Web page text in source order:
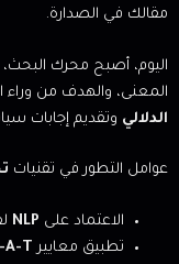
مقالك في الصدارة.
اليوم، أصبح محرك
المعنى، والهدف من وراء
الدلالي وتقديم إجابات
عوامل التطور في تقنيات
الاعتماد على NLP
تطبيق معايير
A-T